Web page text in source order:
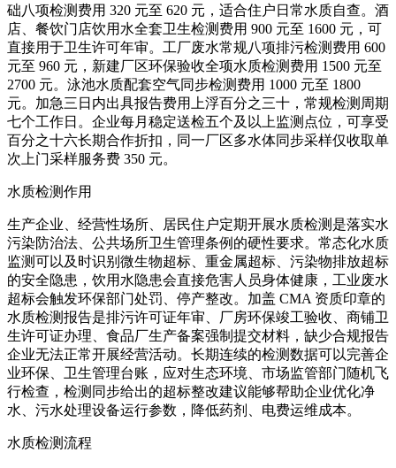
础八项检测费用 320 元至 620 元，适合住户日常水质自查。酒
店、餐饮门店饮用水全套卫生检测费用 900 元至 1600 元，可
直接用于卫生许可年审。工厂废水常规八项排污检测费用 600
元至 960 元，新建厂区环保验收全项水质检测费用 1500 元至
2700 元。泳池水质配套空气同步检测费用 1000 元至 1800
元。加急三日内出具报告费用上浮百分之三十，常规检测周期
七个工作日。企业每月稳定送检五个及以上监测点位，可享受
百分之十六长期合作折扣，同一厂区多水体同步采样仅收取单
次上门采样服务费 350 元。
水质检测作用
生产企业、经营性场所、居民住户定期开展水质检测是落实水
污染防治法、公共场所卫生管理条例的硬性要求。常态化水质
监测可以及时识别微生物超标、重金属超标、污染物排放超标
的安全隐患，饮用水隐患会直接危害人员身体健康，工业废水
超标会触发环保部门处罚、停产整改。加盖 CMA 资质印章的
水质检测报告是排污许可证年审、厂房环保竣工验收、商铺卫
生许可证办理、食品厂生产备案强制提交材料，缺少合规报告
企业无法正常开展经营活动。长期连续的检测数据可以完善企
业环保、卫生管理台账，应对生态环境、市场监管部门随机飞
行检查，检测同步给出的超标整改建议能够帮助企业优化净
水、污水处理设备运行参数，降低药剂、电费运维成本。
水质检测流程